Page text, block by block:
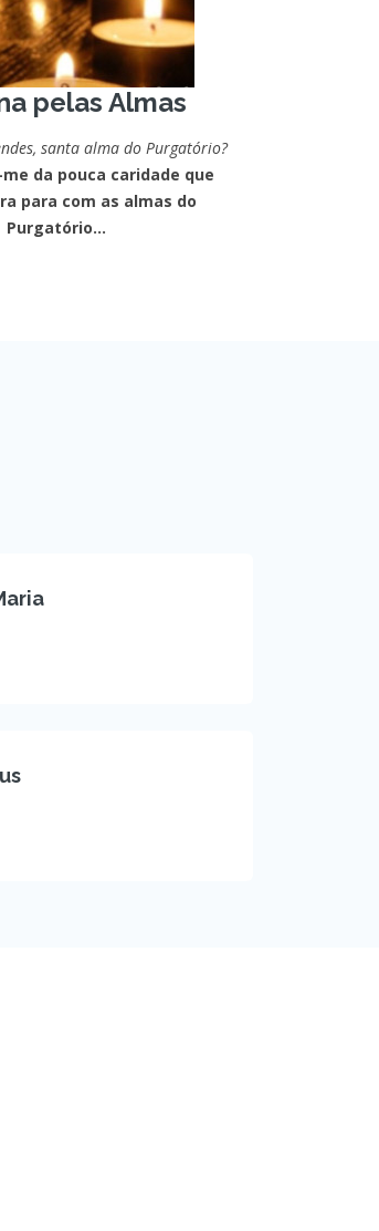
pelas Almas
santa alma do Purgatório?
da pouca caridade que
para com as almas do
Purgatório…